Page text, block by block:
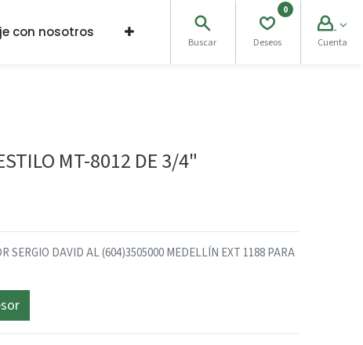
con nosotros
Buscar
0
Deseos Cuenta
MT-8012 DE 3/4"
SERGIO DAVID AL (604)3505000 MEDELLÍN EXT 1188 PARA